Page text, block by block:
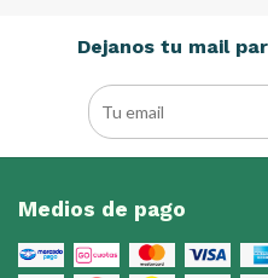
Dejanos tu mail
Medios de pago